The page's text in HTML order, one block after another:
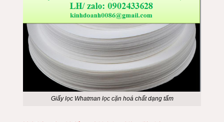
Giấy lọc Whatman lọc cặn hoá chất dạng tấm